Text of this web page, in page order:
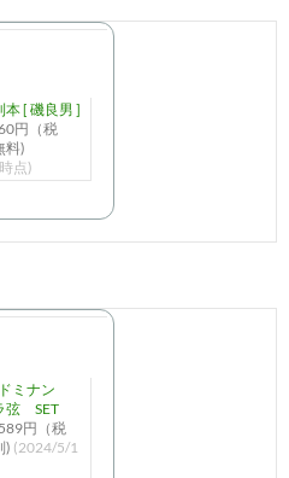
本 [ 磯良男 ]
円（税
料)
点)
ミナン
弦 SET
円（税
) (2024/5/1